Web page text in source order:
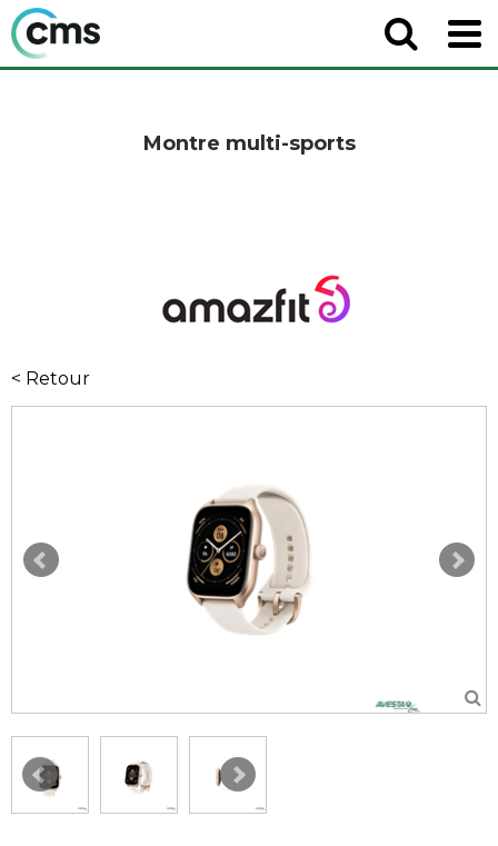
Montre multi-sports
< Retour